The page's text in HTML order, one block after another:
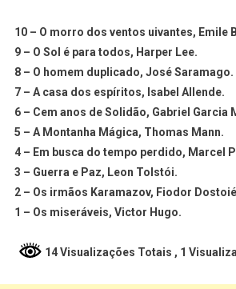
10 – O morro dos ventos uivantes, Emile
9 – O Sol é para todos, Harper Lee.
8 – O homem duplicado, José Saramago.
7 – A casa dos espíritos, Isabel Allende.
6 – Cem anos de Solidão, Gabriel Garcia
5 – A Montanha Mágica, Thomas Mann.
4 – Em busca do tempo perdido, Marcel
3 – Guerra e Paz, Leon Tolstói.
2 – Os irmãos Karamazov, Fiodor
1 – Os miseráveis, Victor Hugo.
14 Visualizações Totais , 1